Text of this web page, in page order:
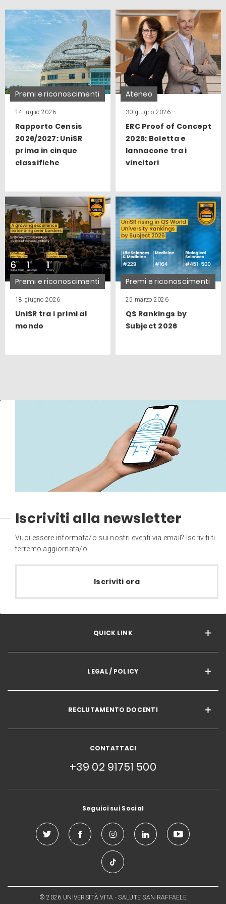
Premi e riconoscimenti
14 luglio 2026
Rapporto Censis
2026/2027: UniSR
prima in cinque
classifiche
Ateneo
30 giugno 2026
ERC Proof of Concept
2026: Boletta e
Iannacone tra i
vincitori
Premi e riconoscimenti
18 giugno 2026
UniSR tra i primi al
mondo
Premi e riconoscimenti
25 marzo 2026
QS Rankings by
Subject 2026
Iscriviti alla newsletter
Vuoi essere informata/o sui nostri eventi via email? Iscriviti ti
terremo aggiornata/o
Iscriviti ora
QUICK LINK
LEGAL / POLICY
RECLUTAMENTO DOCENTI
CONTATTACI
+39 02 91751 500
Seguici sui Social
© 2026 UNIVERSITÀ VITA - SALUTE SAN RAFFAELE